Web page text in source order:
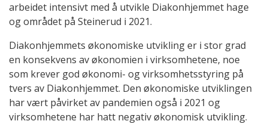
arbeidet intensivt med å utvikle Diakonhjemmet hage
og området på Steinerud i 2021.
Diakonhjemmets økonomiske utvikling er i stor grad
en konsekvens av økonomien i virksomhetene, noe
som krever god økonomi- og virksomhetsstyring på
tvers av Diakonhjemmet. Den økonomiske utviklingen
har vært påvirket av pandemien også i 2021 og
virksomhetene har hatt negativ økonomisk utvikling.